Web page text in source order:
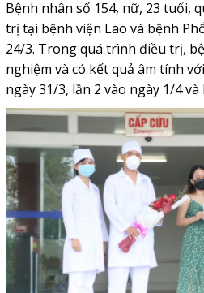
Bệnh nhân số 154, nữ, 23 tuổi,
trị tại bệnh viện Lao và bệnh
24/3. Trong quá trình điều trị,
nghiệm và có kết quả âm tính
ngày 31/3, lần 2 vào ngày 1/4 và